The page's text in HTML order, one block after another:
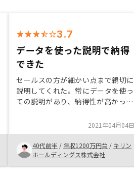
3.7
データを使った説明で納得
できた
セールスの方が細かい点まで親切に
説明してくれた。常にデータを使っ
ての説明があり、納得性が高かっ
2021年04月04日
40代前半 / 年収1200万円台 / キリン
ホールディングス株式会社